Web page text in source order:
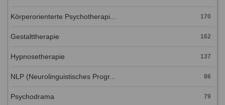
Körperorienterte Psychotherapi... 170
Gestalttherapie 162
Hypnosetherapie 137
NLP (Neurolinguistisches Progr... 86
Psychodrama 79